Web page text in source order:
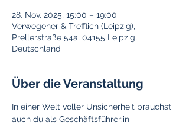
28. Nov. 2025, 15:00 – 19:00
Verwegener & Trefflich (Leipzig),
Prellerstraße 54a, 04155 Leipzig,
Deutschland
Über die Veranstaltung
In einer Welt voller Unsicherheit brauchst
auch du als Geschäftsführer:in